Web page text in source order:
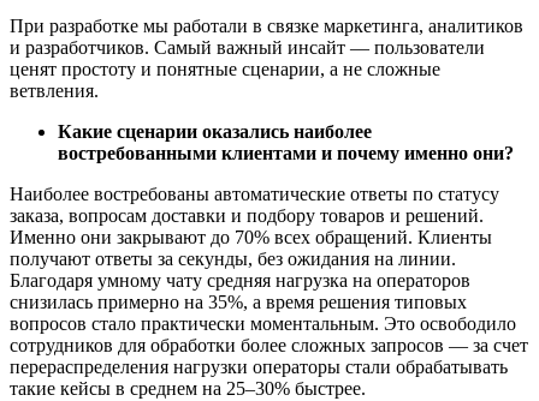
При разработке мы работали в связке маркетинга, аналитиков
и разработчиков. Самый важный инсайт — пользователи
ценят простоту и понятные сценарии, а не сложные
ветвления.
Какие сценарии оказались наиболее
востребованными клиентами и почему именно они?
Наиболее востребованы автоматические ответы по статусу
заказа, вопросам доставки и подбору товаров и решений.
Именно они закрывают до 70% всех обращений. Клиенты
получают ответы за секунды, без ожидания на линии.
Благодаря умному чату средняя нагрузка на операторов
снизилась примерно на 35%, а время решения типовых
вопросов стало практически моментальным. Это освободило
сотрудников для обработки более сложных запросов — за счет
перераспределения нагрузки операторы стали обрабатывать
такие кейсы в среднем на 25–30% быстрее.